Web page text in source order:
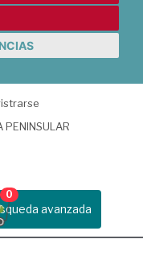
PENINSULAR
avanzada
0